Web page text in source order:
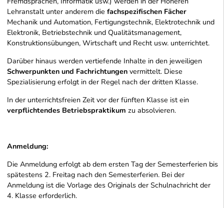
Lehranstalt unter anderem die fachspezifischen Fächer
Mechanik und Automation, Fertigungstechnik, Elektrotechnik und
Elektronik, Betriebstechnik und Qualitätsmanagement,
Konstruktionsübungen, Wirtschaft und Recht usw. unterrichtet.
Darüber hinaus werden vertiefende Inhalte in den jeweiligen
Schwerpunkten und Fachrichtungen vermittelt. Diese
Spezialisierung erfolgt in der Regel nach der dritten Klasse.
In der unterrichtsfreien Zeit vor der fünften Klasse ist ein
verpflichtendes Betriebspraktikum zu absolvieren.
Anmeldung:
Die Anmeldung erfolgt ab dem ersten Tag der Semesterferien bis
spätestens 2. Freitag nach den Semesterferien. Bei der
Anmeldung ist die Vorlage des Originals der Schulnachricht der
4. Klasse erforderlich.